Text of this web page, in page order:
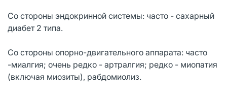
Со стороны эндокринной системы: часто - сахарный
диабет 2 типа.
Со стороны опорно-двигательного аппарата: часто
-миалгия; очень редко - артралгия; редко - миопатия
(включая миозиты), рабдомиолиз.